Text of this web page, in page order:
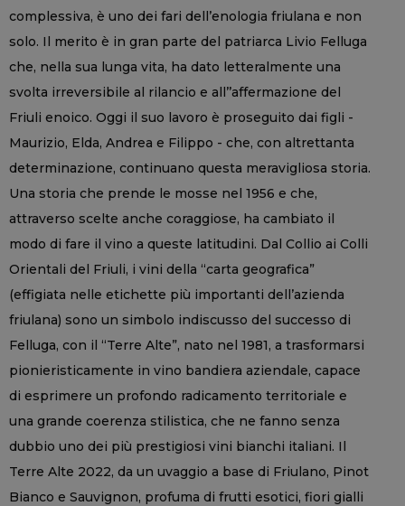
complessiva, è uno dei fari dell’enologia friulana e non
solo. Il merito è in gran parte del patriarca Livio Felluga
che, nella sua lunga vita, ha dato letteralmente una
svolta irreversibile al rilancio e all’’affermazione del
Friuli enoico. Oggi il suo lavoro è proseguito dai figli -
Maurizio, Elda, Andrea e Filippo - che, con altrettanta
determinazione, continuano questa meravigliosa storia.
Una storia che prende le mosse nel 1956 e che,
attraverso scelte anche coraggiose, ha cambiato il
modo di fare il vino a queste latitudini. Dal Collio ai Colli
Orientali del Friuli, i vini della “carta geografica”
(effigiata nelle etichette più importanti dell’azienda
friulana) sono un simbolo indiscusso del successo di
Felluga, con il “Terre Alte”, nato nel 1981, a trasformarsi
pionieristicamente in vino bandiera aziendale, capace
di esprimere un profondo radicamento territoriale e
una grande coerenza stilistica, che ne fanno senza
dubbio uno dei più prestigiosi vini bianchi italiani. Il
Terre Alte 2022, da un uvaggio a base di Friulano, Pinot
Bianco e Sauvignon, profuma di frutti esotici, fiori gialli